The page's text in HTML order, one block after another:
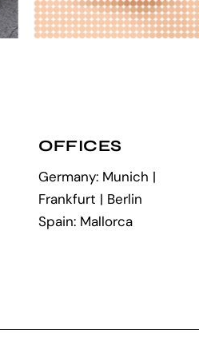
OFFICES
Germany: Munich |
Frankfurt | Berlin
Spain: Mallorca